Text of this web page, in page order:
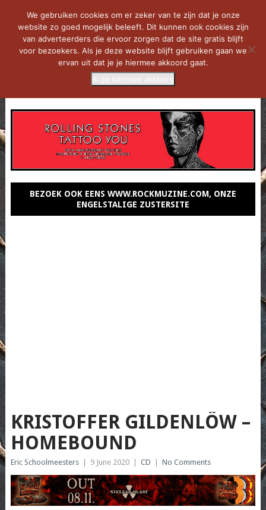
BEZOEK OOK EENS WWW.ROCKMUZINE.COM, ONZE
ENGELSTALIGE ZUSTERSITE
KRISTOFFER GILDENLÖW –
HOMEBOUND
Eric Schoolmeesters 9 June 2020 CD No Comments
We gebruiken cookies om er zeker van te zijn dat je onze
website zo goed mogelijk beleeft. Dit kunnen ook cookies zijn
van adverteerders die ervoor zorgen dat de site gratis blijft
voor bezoekers. Als je deze website blijft gebruiken gaan we
ervan uit dat je je hiermee akkoord gaat.
Ik ga hiermee akkoord